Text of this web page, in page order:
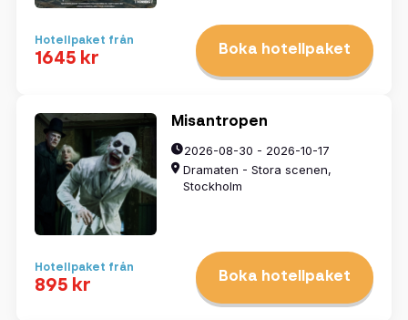
Hotellpaket från
1645 kr Boka hotellpaket
Misantropen
2026-08-30 - 2026-10-17
Dramaten - Stora scenen,
Stockholm
Hotellpaket från
895 kr Boka hotellpaket